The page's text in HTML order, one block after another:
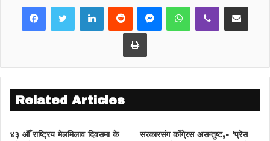
LinkedInReddit MessengerWhatsAppViber Share via Email
Print
Related Articles
४३ औैँ राष्ट्रिय मेलमिलाव दिवसमा के
सरकारसंग काँगे्रस असन्तुष्ट,- ‘प्रेस